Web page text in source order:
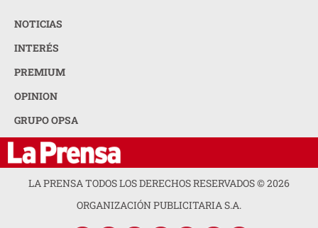
NOTICIAS
INTERÉS
PREMIUM
OPINION
GRUPO OPSA
LA PRENSA TODOS LOS DERECHOS RESERVADOS ©2026
ORGANIZACIÓN PUBLICITARIA S.A.